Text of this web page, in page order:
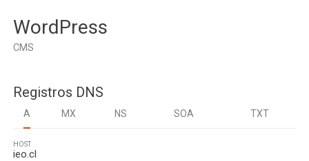
WordPress
CMS
Registros DNS
A MX NS SOA TXT
HOST
ieo.cl